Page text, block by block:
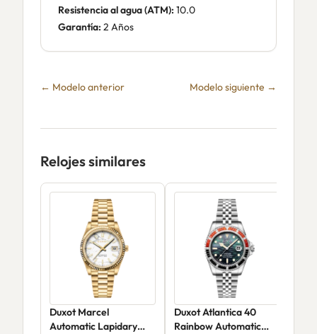
Resistencia al agua (ATM): 10.0
Garantía: 2 Años
← Modelo anterior Modelo siguiente →
Relojes similares
Duxot Marcel
Automatic Lapidary
Duxot Atlantica 40
Rainbow Automatic